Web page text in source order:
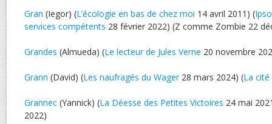
Gran (Iegor) (L’écologie en bas de chez moi 14 avril 2011) (
services compétents 28 février 2022) (Z comme Zombie 22
Grandes (Almueda) (Le lecteur de Jules Verne 20 novembre
Grann (David) (Les naufragés du Wager28 mars 2024) (La
Grannec (Yannick) (La Déesse des Petites Victoires 24 mai
2022)